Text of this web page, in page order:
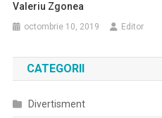
Valeriu Zgonea
octombrie 10, 2019 Editor
CATEGORII
Divertisment